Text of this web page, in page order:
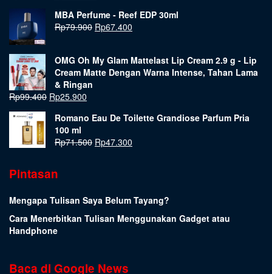
MBA Perfume - Reef EDP 30ml
Rp79.900 Rp67.400
OMG Oh My Glam Mattelast Lip Cream 2.9 g - Lip
Cream Matte Dengan Warna Intense, Tahan Lama
& Ringan
Rp99.400 Rp25.900
Romano Eau De Toilette Grandiose Parfum Pria
100 ml
Rp71.500 Rp47.300
Pintasan
Mengapa Tulisan Saya Belum Tayang?
Cara Menerbitkan Tulisan Menggunakan Gadget atau
Handphone
Baca di Google News